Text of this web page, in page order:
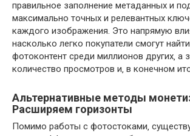
правильное заполнение метаданных и
максимально точных и релевантных
каждого изображения. Это напрямую
насколько легко покупатели смогут
фотоконтент среди миллионов других‚ а
количество просмотров и‚ в конечном
Альтернативные методы
Расширяем горизонты
Помимо работы с фотостоками‚